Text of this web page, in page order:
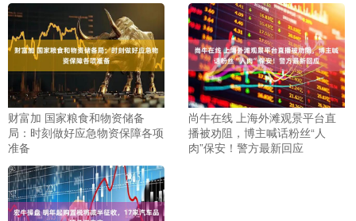
财富加 国家粮食和物资储备
局：时刻做好应急物资保障各项
准备
尚牛在线 上海外滩观景平台直
播被劝阻，博主喊话粉丝“人
肉”保安！警方最新回应